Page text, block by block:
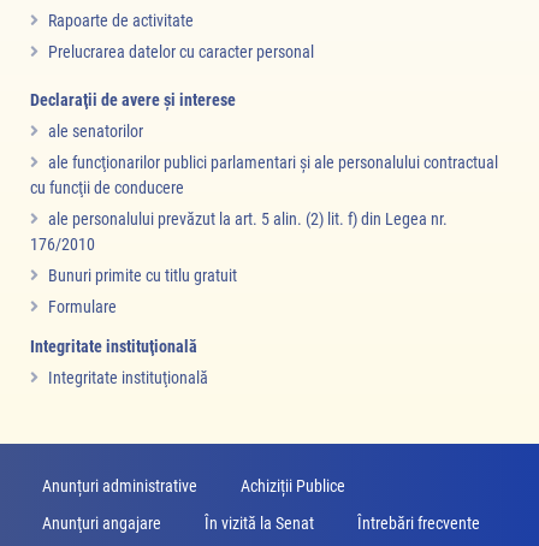
Rapoarte de activitate
Prelucrarea datelor cu caracter personal
Declaraţii de avere şi interese
ale senatorilor
ale funcţionarilor publici parlamentari şi ale personalului contractual
cu funcţii de conducere
ale personalului prevăzut la art. 5 alin. (2) lit. f) din Legea nr.
176/2010
Bunuri primite cu titlu gratuit
Formulare
Integritate instituţională
Integritate instituţională
Anunțuri administrative
Achiziții Publice
Anunţuri angajare
În vizită la Senat Întrebări frecvente